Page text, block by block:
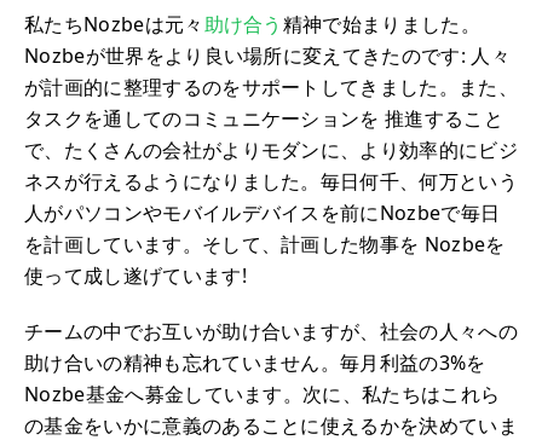
私たちNozbeは元々助け合う 精神で始まりました。
Nozbeが世界をより良い場所に変えてきたのです: 人々
が計画的に整理するのをサポートしてきました。また、
タスクを通してのコミュニケーションを 推進すること
で、たくさんの会社がよりモダンに、より効率的にビジ
ネスが行えるようになりました。毎日何千、何万という
人がパソコンやモバイルデバイスを前にNozbeで毎日
を計画しています。そして、計画した物事を Nozbeを
使って成し遂げています!
チームの中でお互いが助け合いますが、社会の人々への
助け合いの精神も忘れていません。毎月利益の3%を
Nozbe基金へ募金しています。次に、私たちはこれら
の基金をいかに意義のあることに使えるかを決めていま